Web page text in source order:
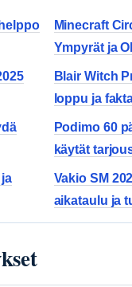
Minecraft
Ympyrät ja
Blair Witch
loppu ja
Podimo 60
käytät
Vakio SM
aikataulu ja